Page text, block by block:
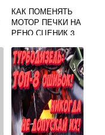
КАК ПОМЕНЯТЬ
МОТОР ПЕЧКИ НА
РЕНО СЦЕНИК 3